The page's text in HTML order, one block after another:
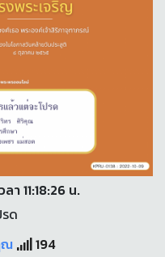
า 11:18:26 น.
ด
ณ
194